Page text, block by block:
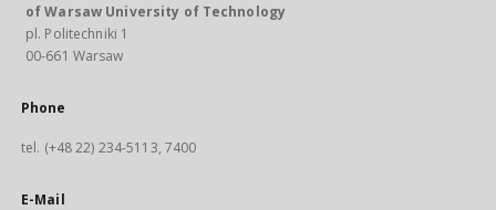
of Warsaw University of Technology
pl. Politechniki 1
00-661 Warsaw
Phone
tel. (+48 22) 234-5113, 7400
E-Mail